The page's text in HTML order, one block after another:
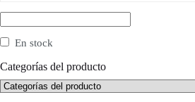
En stock
Categorías del producto